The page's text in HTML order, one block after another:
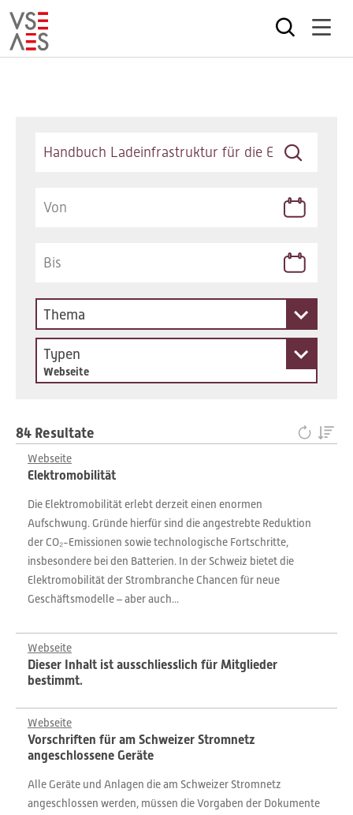
Thema
Typen
Webseite
84 Resultate
Webseite
Elektromobilität
Die Elektromobilität erlebt derzeit einen enormen
Aufschwung. Gründe hierfür sind die angestrebte Reduktion
der CO₂-Emissionen sowie technologische Fortschritte,
insbesondere bei den Batterien. In der Schweiz bietet die
Elektromobilität der Strombranche Chancen für neue
Geschäftsmodelle – aber auch...
Webseite
Dieser Inhalt ist ausschliesslich für Mitglieder
bestimmt.
Webseite
Vorschriften für am Schweizer Stromnetz
angeschlossene Geräte
Alle Geräte und Anlagen die am Schweizer Stromnetz
angeschlossen werden, müssen die Vorgaben der Dokumente